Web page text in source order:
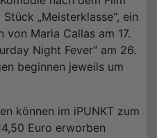
„Meisterklasse“, ein
von Maria Callas am 17.
Night Fever“ am 26.
beginnen jeweils um
können im iPUNKT zum
Euro erworben